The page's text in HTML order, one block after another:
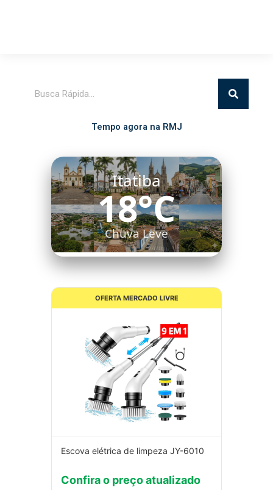
Tempo agora na RMJ
Itatiba
18°C
Chuva Leve
OFERTA MERCADO LIVRE
Escova elétrica de limpeza JY-6010
Confira o preço atualizado